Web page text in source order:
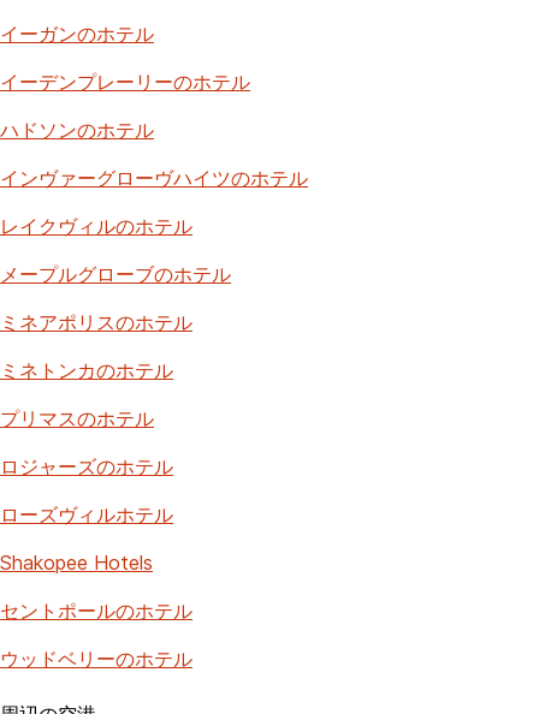
イーガンのホテル
イーデンプレーリーのホテル
ハドソンのホテル
インヴァーグローヴハイツのホテル
レイクヴィルのホテル
メープルグローブのホテル
ミネアポリスのホテル
ミネトンカのホテル
プリマスのホテル
ロジャーズのホテル
ローズヴィルホテル
Shakopee Hotels
セントポールのホテル
ウッドベリーのホテル